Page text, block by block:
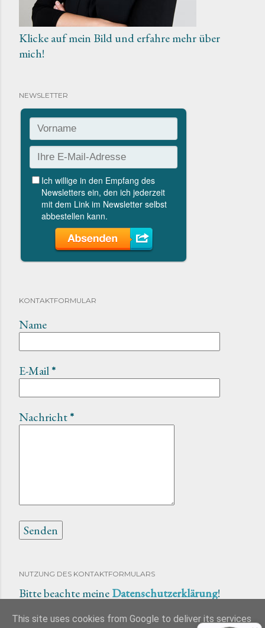
Klicke auf mein Bild und erfahre mehr über
mich!
NEWSLETTER
KONTAKTFORMULAR
Name
E-Mail*
Nachricht*
NUTZUNG DES KONTAKTFORMULARS
Bitte beachte meineDatenschutzerklärung!
This site uses cookies from Google to deliver its services